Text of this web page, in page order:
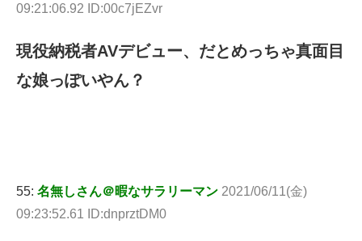
09:21:06.92 ID:00c7jEZvr
現役納税者AVデビュー、だとめっちゃ真面目
な娘っぽいやん？
55: 名無しさん＠暇なサラリーマン 2021/06/11(金)
09:23:52.61 ID:dnprztDM0